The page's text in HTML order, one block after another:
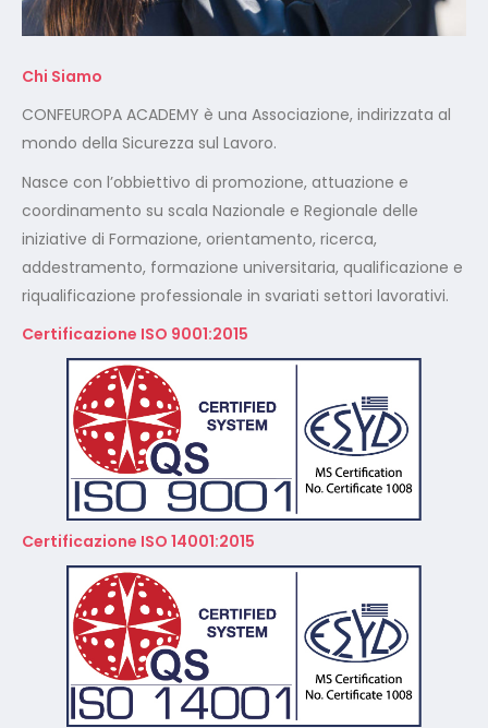
Nasce con l’obbiettivo di promozione, attuazione e
coordinamento su scala Nazionale e Regionale delle
riqualificazione professionale in svariati settori lavorativi.
Certificazione ISO 14001:2015
A Norma GDPR